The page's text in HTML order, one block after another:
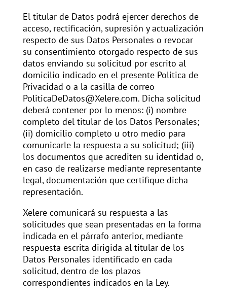
El titular de Datos podrá ejercer derechos de
acceso, rectificación, supresión y actualización
respecto de sus Datos Personales o revocar
su consentimiento otorgado respecto de sus
datos enviando su solicitud por escrito al
domicilio indicado en el presente Politica de
Privacidad o a la casilla de correo
PoliticaDeDatos@Xelere.com. Dicha solicitud
deberá contener por lo menos: (i) nombre
completo del titular de los Datos Personales;
(ii) domicilio completo u otro medio para
comunicarle la respuesta a su solicitud; (iii)
los documentos que acrediten su identidad o,
en caso de realizarse mediante representante
legal, documentación que certifique dicha
representación.
Xelere comunicará su respuesta a las
solicitudes que sean presentadas en la forma
indicada en el párrafo anterior, mediante
respuesta escrita dirigida al titular de los
Datos Personales identificado en cada
solicitud, dentro de los plazos
correspondientes indicados en la Ley.